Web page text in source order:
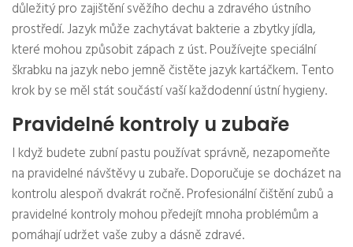
důležitý pro zajištění svěžího dechu a zdravého ústního
prostředí. Jazyk může zachytávat bakterie a zbytky jídla,
které mohou způsobit zápach z úst. Používejte speciální
škrabku na jazyk nebo jemně čistěte jazyk kartáčkem. Tento
krok by se měl stát součástí vaší každodenní ústní hygieny.
Pravidelné kontroly u zubaře
I když budete zubní pastu používat správně, nezapomeňte
na pravidelné návštěvy u zubaře. Doporučuje se docházet na
kontrolu alespoň dvakrát ročně. Profesionální čištění zubů a
pravidelné kontroly mohou předejít mnoha problémům a
pomáhají udržet vaše zuby a dásně zdravé.